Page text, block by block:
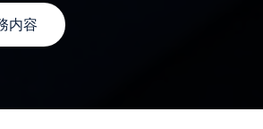
内容